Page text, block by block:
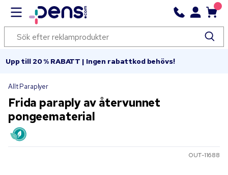
Upp till 20 % RABATT | Ingen rabattkod behövs!
Allt Paraplyer
Frida paraply av återvunnet
pongeematerial
OUT-11688